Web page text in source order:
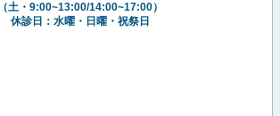
（土・9:00~13:00/14:00~17:00）
休診日：水曜・日曜・祝祭日